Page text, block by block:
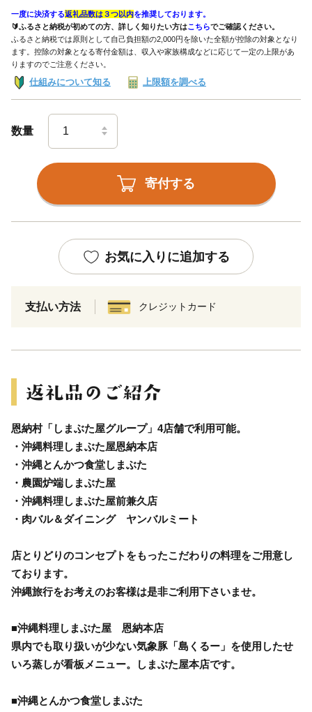
一度に決済する返礼品数は３つ以内を推奨しております。
🔰ふるさと納税が初めての方、詳しく知りたい方はこちらでご確認ください。
ふるさと納税では原則として自己負担額の2,000円を除いた全額が控除の対象となり
ます。控除の対象となる寄付金額は、収入や家族構成などに応じて一定の上限があ
りますのでご注意ください。
仕組みについて知る 上限額を調べる
数量
寄付する
お気に入りに追加する
支払い方法 クレジットカード
恩納村「しまぶた屋グループ」4店舗で利用可能。
・沖縄料理しまぶた屋恩納本店
・沖縄とんかつ食堂しまぶた
・農園炉端しまぶた屋
・沖縄料理しまぶた屋前兼久店
・肉バル＆ダイニング ヤンバルミート
店とりどりのコンセプトをもったこだわりの料理をご用意し
ております。
沖縄旅行をお考えのお客様は是非ご利用下さいませ。
■沖縄料理しまぶた屋 恩納本店
県内でも取り扱いが少ない気象豚「島くるー」を使用したせ
いろ蒸しが看板メニュー。しまぶた屋本店です。
■沖縄とんかつ食堂しまぶた